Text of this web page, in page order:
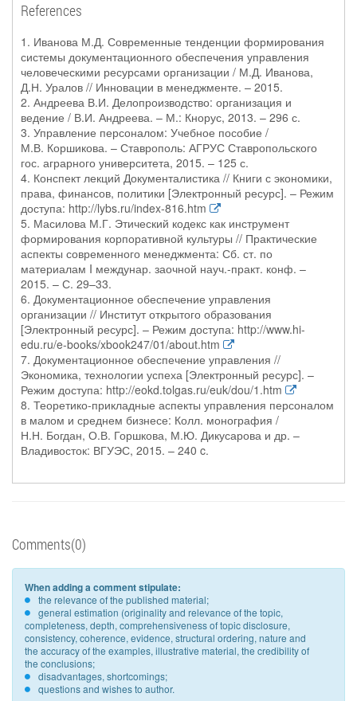
References
1. Иванова М.Д. Современные тенденции формирования
системы документационного обеспечения управления
человеческими ресурсами организации / М.Д. Иванова,
Д.Н. Уралов // Инновации в менеджменте. – 2015.
2. Андреева В.И. Делопроизводство: организация и
ведение / В.И. Андреева. – М.: Кнорус, 2013. – 296 с.
3. Управление персоналом: Учебное пособие /
М.В. Коршикова. – Ставрополь: АГРУС Ставропольского
гос. аграрного университета, 2015. – 125 с.
4. Конспект лекций Документалистика // Книги с экономики,
права, финансов, политики [Электронный ресурс]. – Режим
доступа: http://lybs.ru/index-816.htm
5. Масилова М.Г. Этический кодекс как инструмент
формирования корпоративной культуры // Практические
аспекты современного менеджмента: Сб. ст. по
материалам I междунар. заочной науч.-практ. конф. –
2015. – С. 29–33.
6. Документационное обеспечение управления
организации // Институт открытого образования
[Электронный ресурс]. – Режим доступа: http://www.hi-
edu.ru/e-books/xbook247/01/about.htm
7. Документационное обеспечение управления //
Экономика, технологии успеха [Электронный ресурс]. –
Режим доступа: http://eokd.tolgas.ru/euk/dou/1.htm
8. Теоретико-прикладные аспекты управления персоналом
в малом и среднем бизнесе: Колл. монография /
Н.Н. Богдан, О.В. Горшкова, М.Ю. Дикусарова и др. –
Владивосток: ВГУЭС, 2015. – 240 c.
Comments(0)
When adding a comment stipulate:
the relevance of the published material;
general estimation (originality and relevance of the topic,
completeness, depth, comprehensiveness of topic disclosure,
consistency, coherence, evidence, structural ordering, nature and
the accuracy of the examples, illustrative material, the credibility of
the conclusions;
disadvantages, shortcomings;
questions and wishes to author.